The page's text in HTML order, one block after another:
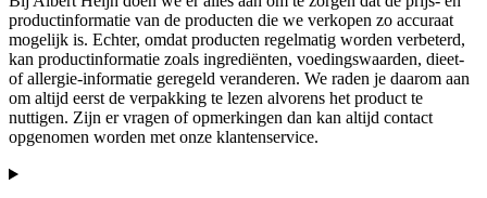
productinformatie van de producten die we verkopen zo accuraat
mogelijk is. Echter, omdat producten regelmatig worden verbeterd,
kan productinformatie zoals ingrediënten, voedingswaarden, dieet-
of allergie-informatie geregeld veranderen. We raden je daarom aan
om altijd eerst de verpakking te lezen alvorens het product te
nuttigen. Zijn er vragen of opmerkingen dan kan altijd contact
opgenomen worden met onze klantenservice.